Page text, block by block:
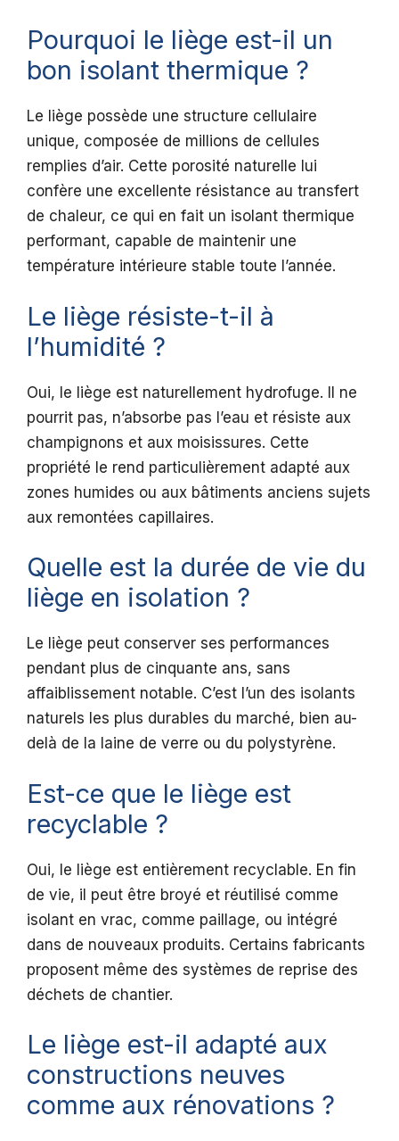
Pourquoi le liège est-il un
bon isolant thermique ?
Le liège possède une structure cellulaire
unique, composée de millions de cellules
remplies d’air. Cette porosité naturelle lui
confère une excellente résistance au transfert
de chaleur, ce qui en fait un isolant thermique
performant, capable de maintenir une
température intérieure stable toute l’année.
Le liège résiste-t-il à
l’humidité ?
Oui, le liège est naturellement hydrofuge. Il ne
pourrit pas, n’absorbe pas l’eau et résiste aux
champignons et aux moisissures. Cette
propriété le rend particulièrement adapté aux
zones humides ou aux bâtiments anciens sujets
aux remontées capillaires.
Quelle est la durée de vie du
liège en isolation ?
Le liège peut conserver ses performances
pendant plus de cinquante ans, sans
affaiblissement notable. C’est l’un des isolants
naturels les plus durables du marché, bien au-
delà de la laine de verre ou du polystyrène.
Est-ce que le liège est
recyclable ?
Oui, le liège est entièrement recyclable. En fin
de vie, il peut être broyé et réutilisé comme
isolant en vrac, comme paillage, ou intégré
dans de nouveaux produits. Certains fabricants
proposent même des systèmes de reprise des
déchets de chantier.
Le liège est-il adapté aux
constructions neuves
comme aux rénovations ?